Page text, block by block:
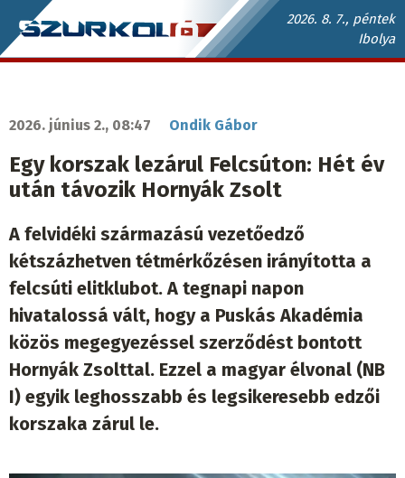
Ugrás
a
2026. 8. 7., péntek
Ibolya
Szurkoló.sk
navigáció
2026. június 2., 08:47 Ondik Gábor
Egy korszak lezárul Felcsúton: Hét év
után távozik Hornyák Zsolt
A felvidéki származású vezetőedző
kétszázhetven tétmérkőzésen irányította a
felcsúti elitklubot. A tegnapi napon
hivatalossá vált, hogy a Puskás Akadémia
közös megegyezéssel szerződést bontott
Hornyák Zsolttal. Ezzel a magyar élvonal (NB
I) egyik leghosszabb és legsikeresebb edzői
korszaka zárul le.